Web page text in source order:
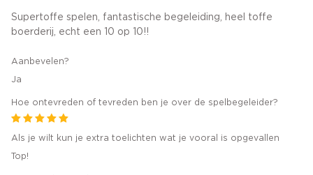
Supertoffe spelen, fantastische begeleiding, heel toffe
boerderij, echt een 10 op 10!!
Aanbevelen?
Ja
Hoe ontevreden of tevreden ben je over de spelbegeleider?
Als je wilt kun je extra toelichten wat je vooral is opgevallen
Top!